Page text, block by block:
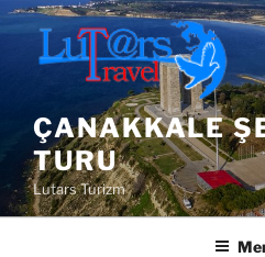
İçeriğe
geç
ÇANAKKALE
TURU
Lutars Turizm